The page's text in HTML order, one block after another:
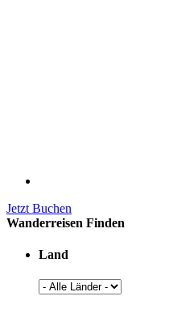
Jetzt Buchen
Wanderreisen Finden
Land